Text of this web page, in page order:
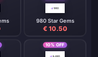
980 Star Gems
€ 10.50
10% OFF